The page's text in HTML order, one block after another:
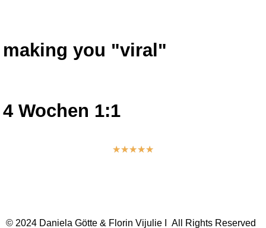
making you "viral"
4 Wochen 1:1
★★★★★
© 2024 Daniela Götte & Florin Vijulie I All Rights Reserved